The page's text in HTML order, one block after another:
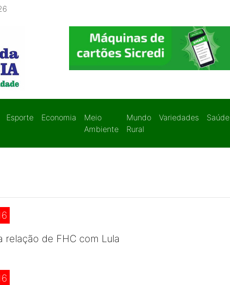
Esporte Economia
Meio
Ambiente
Mundo
Rural
Variedades Saúde
relação de FHC com Lula